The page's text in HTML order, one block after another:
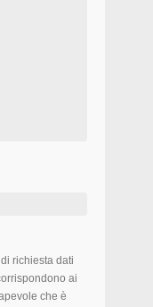
richiesta dati
ai
che è